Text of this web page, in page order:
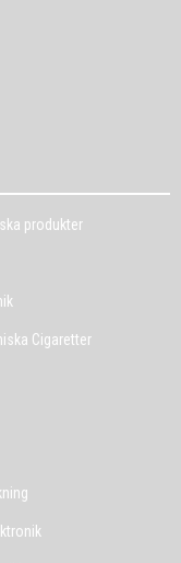
produkter
Cigaretter